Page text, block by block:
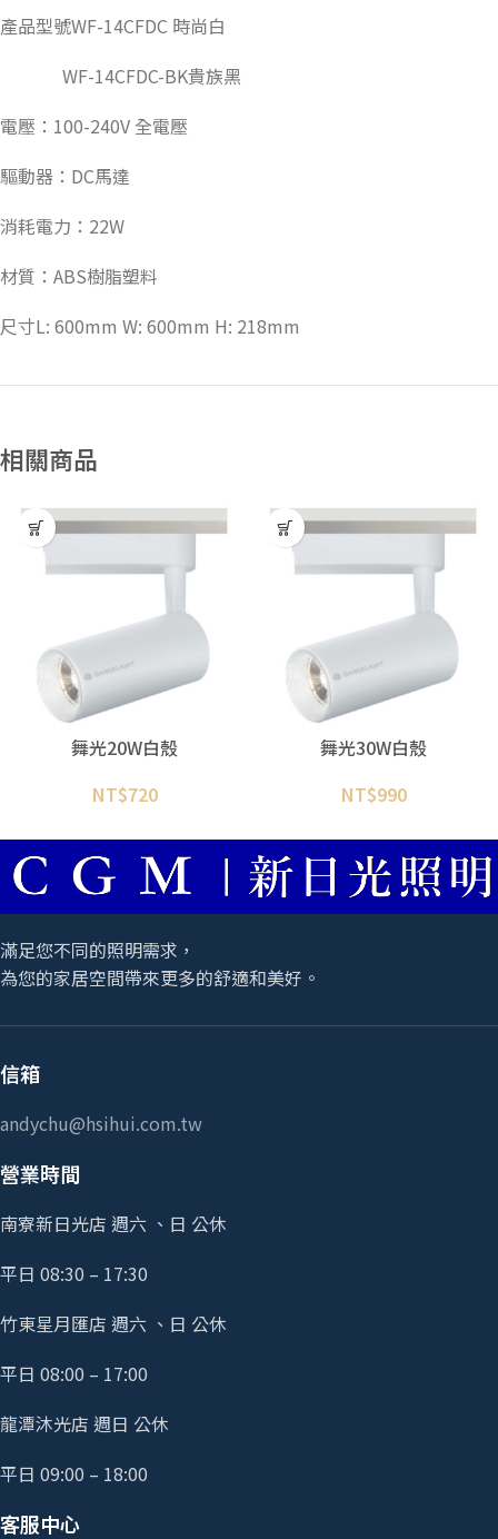
產品型號WF-14CFDC 時尚白
WF-14CFDC-BK貴族黑
電壓：100-240V 全電壓
驅動器：DC馬達
消耗電力：22W
材質：ABS樹脂塑料
尺寸L: 600mm W: 600mm H: 218mm
相關商品
舞光20W白殼
NT$720
舞光30W白殼
NT$990
滿足您不同的照明需求，
為您的家居空間帶來更多的舒適和美好。
信箱
andychu@hsihui.com.tw
營業時間
南寮新日光店 週六 、日 公休
平日 08:30 – 17:30
竹東星月匯店 週六 、日 公休
平日 08:00 – 17:00
龍潭沐光店 週日 公休
平日 09:00 – 18:00
客服中心